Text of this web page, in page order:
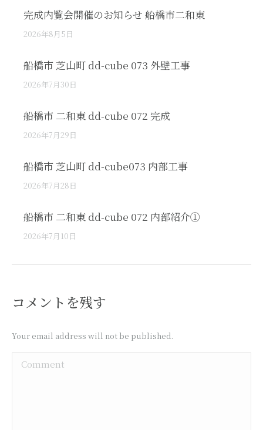
完成内覧会開催のお知らせ 船橋市二和東
2026年8月5日
船橋市 芝山町 dd-cube 073 外壁工事
2026年7月30日
船橋市 二和東 dd-cube 072 完成
2026年7月29日
船橋市 芝山町 dd-cube073 内部工事
2026年7月28日
船橋市 二和東 dd-cube 072 内部紹介①
2026年7月10日
コメントを残す
Your email address will not be published.
Comment